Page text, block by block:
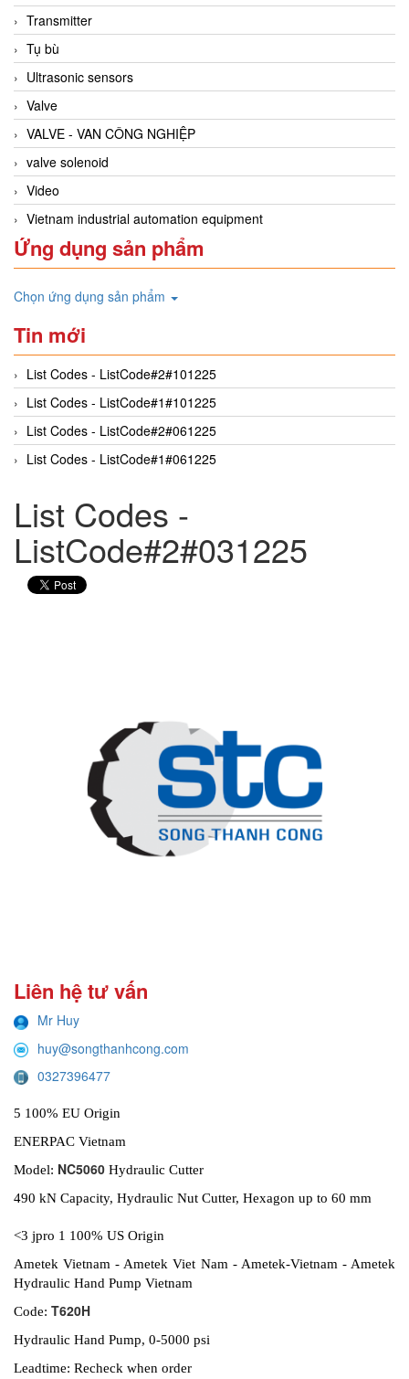
Transmitter
Tụ bù
Ultrasonic sensors
Valve
VALVE - VAN CÔNG NGHIỆP
valve solenoid
Video
Vietnam industrial automation equipment
Ứng dụng sản phẩm
Chọn ứng dụng sản phẩm
Tin mới
List Codes - ListCode#2#101225
List Codes - ListCode#1#101225
List Codes - ListCode#2#061225
List Codes - ListCode#1#061225
List Codes -
ListCode#2#031225
Liên hệ tư vấn
Mr Huy
huy@songthanhcong.com
0327396477
5 100% EU Origin
ENERPAC Vietnam
Model: NC5060 Hydraulic Cutter
490 kN Capacity, Hydraulic Nut Cutter, Hexagon up to 60 mm
<3 jpro 1 100% US Origin
Ametek Vietnam - Ametek Viet Nam - Ametek-Vietnam - Ametek
Hydraulic Hand Pump Vietnam
Code: T620H
Hydraulic Hand Pump, 0-5000 psi
Leadtime: Recheck when order